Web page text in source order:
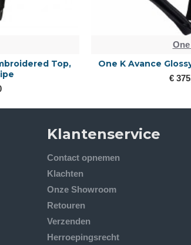
Top,
One K Avance
€
Klantenservice
Contact opnemen
Klachten
Onze Showroom
Retouren
Verzenden
Herroepingsrecht